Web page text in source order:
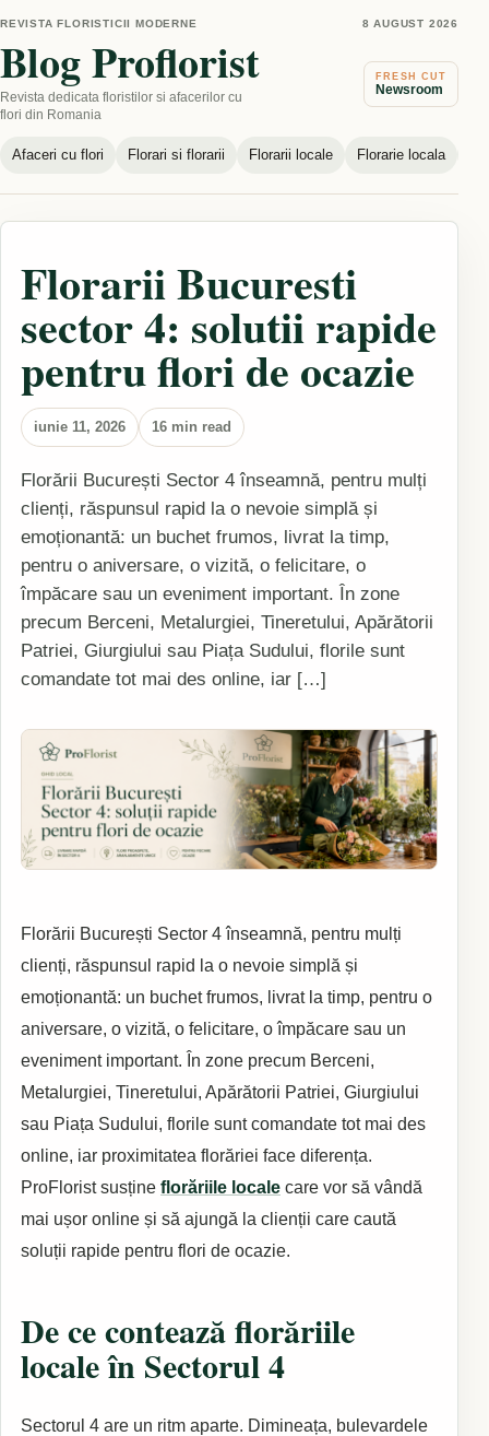
REVISTA FLORISTICII MODERNE 8 AUGUST 2026
Blog Proflorist
Revista dedicata floristilor si afacerilor cu
flori din Romania
FRESH CUT
Newsroom
Afaceri cu flori Florari si florarii Florarii locale Florarie locala
Florarii Bucuresti
sector 4: solutii rapide
pentru flori de ocazie
iunie 11, 2026 16 min read
Florării București Sector 4 înseamnă, pentru mulți
clienți, răspunsul rapid la o nevoie simplă și
emoționantă: un buchet frumos, livrat la timp,
pentru o aniversare, o vizită, o felicitare, o
împăcare sau un eveniment important. În zone
precum Berceni, Metalurgiei, Tineretului, Apărătorii
Patriei, Giurgiului sau Piața Sudului, florile sunt
comandate tot mai des online, iar […]
Florării București Sector 4 înseamnă, pentru mulți
clienți, răspunsul rapid la o nevoie simplă și
emoționantă: un buchet frumos, livrat la timp, pentru o
aniversare, o vizită, o felicitare, o împăcare sau un
eveniment important. În zone precum Berceni,
Metalurgiei, Tineretului, Apărătorii Patriei, Giurgiului
sau Piața Sudului, florile sunt comandate tot mai des
online, iar proximitatea florăriei face diferența.
ProFlorist susține florăriile locale care vor să vândă
mai ușor online și să ajungă la clienții care caută
soluții rapide pentru flori de ocazie.
De ce contează florăriile
locale în Sectorul 4
Sectorul 4 are un ritm aparte. Dimineața, bulevardele